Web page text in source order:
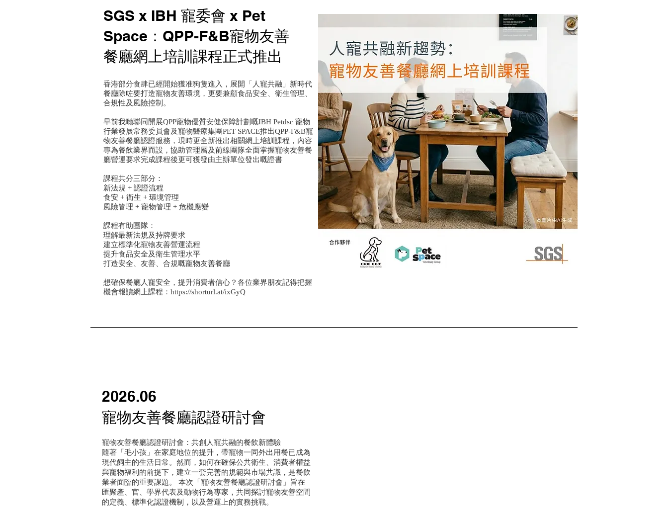
2026.06
寵物友善餐廳認證研討會
寵物友善餐廳認證研討會：共創人寵共融的餐飲新體驗
隨著「毛小孩」在家庭地位的提升，帶寵物一同外出用餐已成為
現代飼主的生活日常。然而，如何在確保公共衛生、消費者權益
與寵物福利的前提下，建立一套完善的規範與市場共識，是餐飲
業者面臨的重要課題。 本次「寵物友善餐廳認證研討會」旨在
匯聚產、官、學界代表及動物行為專家，共同探討寵物友善空間
的定義、標準化認證機制，以及營運上的實務挑戰。
SGS x IBH 寵委會 x Pet
Space：QPP-F&B寵物友善
餐廳網上培訓課程正式推出
香港部分食肆已經開始獲准狗隻進入，展開「人寵共融」新時代
餐廳除咗要打造寵物友善環境，更要兼顧食品安全、衛生管理、
合規性及風險控制。
早前我哋聯同開展QPP寵物優質安健保障計劃 嘅IBH Petdsc 寵物
行業發展常務委員會及寵物醫療集團PET SPACE推出QPP-F&B寵
物友善餐廳認證服務，現時更全新推出相關網上培訓課程，內容
專為餐飲業界而設，協助管理層及前線團隊全面掌握寵物友善餐
廳營運要求完成課程後更可獲發由主辦單位發出嘅證書
課程共分三部分：
新法規 + 認證流程
食安 + 衛生 + 環境管理
風險管理 + 寵物管理 + 危機應變
課程有助團隊：
理解最新法規及持牌要求
建立標準化寵物友善營運流程
提升食品安全及衛生管理水平
打造安全、友善、合規嘅寵物友善餐廳
想確保餐廳人寵安全，提升消費者信心？各位業界朋友記得把握
機會報讀網上課程： https://shorturl.at/ixGyQ